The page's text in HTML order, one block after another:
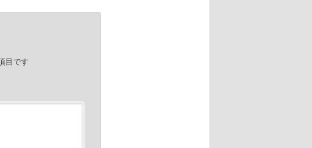
目です